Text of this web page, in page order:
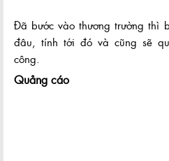
Đã bước vào thương trường thì
đâu, tính tới đó và cũng sẽ
công.
Quảng cáo